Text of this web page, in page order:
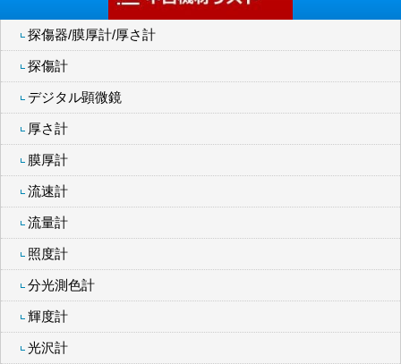
探傷器/膜厚計/厚さ計
探傷計
デジタル顕微鏡
厚さ計
膜厚計
流速計
流量計
照度計
分光測色計
輝度計
光沢計